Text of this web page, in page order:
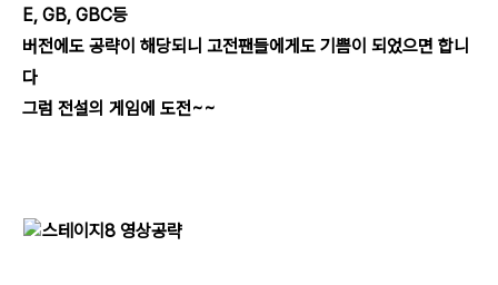
E, GB, GBC등
버전에도 공략이 해당되니 고전팬들에게도 기쁨이 되었으면 합니
다
그럼 전설의 게임에 도전~~
스테이지8 영상공략